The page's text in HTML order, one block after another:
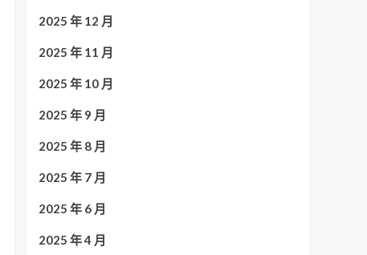
2025 年 12 月
2025 年 11 月
2025 年 10 月
2025 年 9 月
2025 年 8 月
2025 年 7 月
2025 年 6 月
2025 年 4 月